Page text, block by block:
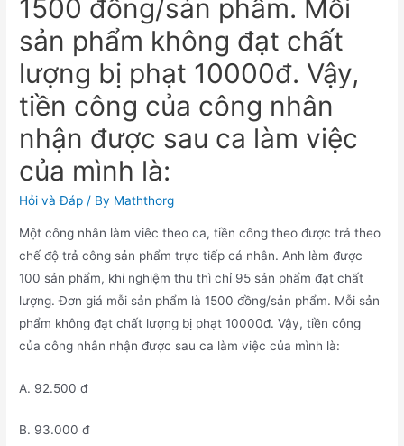
1500 đồng/sản phẩm. Mỗi
sản phẩm không đạt chất
lượng bị phạt 10000đ. Vậy,
tiền công của công nhân
nhận được sau ca làm việc
của mình là:
Hỏi và Đáp / By Maththorg
Một công nhân làm viêc theo ca, tiền công theo được trả theo
chế độ trả công sản phẩm trực tiếp cá nhân. Anh làm được
100 sản phẩm, khi nghiệm thu thì chỉ 95 sản phẩm đạt chất
lượng. Đơn giá mỗi sản phẩm là 1500 đồng/sản phẩm. Mỗi sản
phẩm không đạt chất lượng bị phạt 10000đ. Vậy, tiền công
của công nhân nhận được sau ca làm việc của mình là:
A. 92.500 đ
B. 93.000 đ